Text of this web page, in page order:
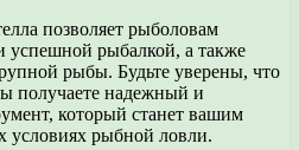
позволяет рыболовам
успешной рыбалкой, а также
рыбы. Будьте уверены, что
получаете надежный и
который станет вашим
рыбной ловли.